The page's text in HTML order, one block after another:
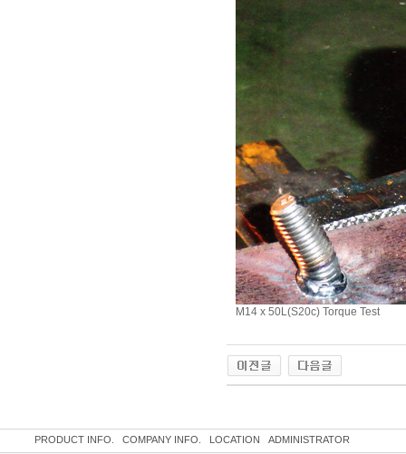
M14 x 50L(S20c) Torque Test
PRODUCT INFO. COMPANY INFO. LOCATION ADMINISTRATOR